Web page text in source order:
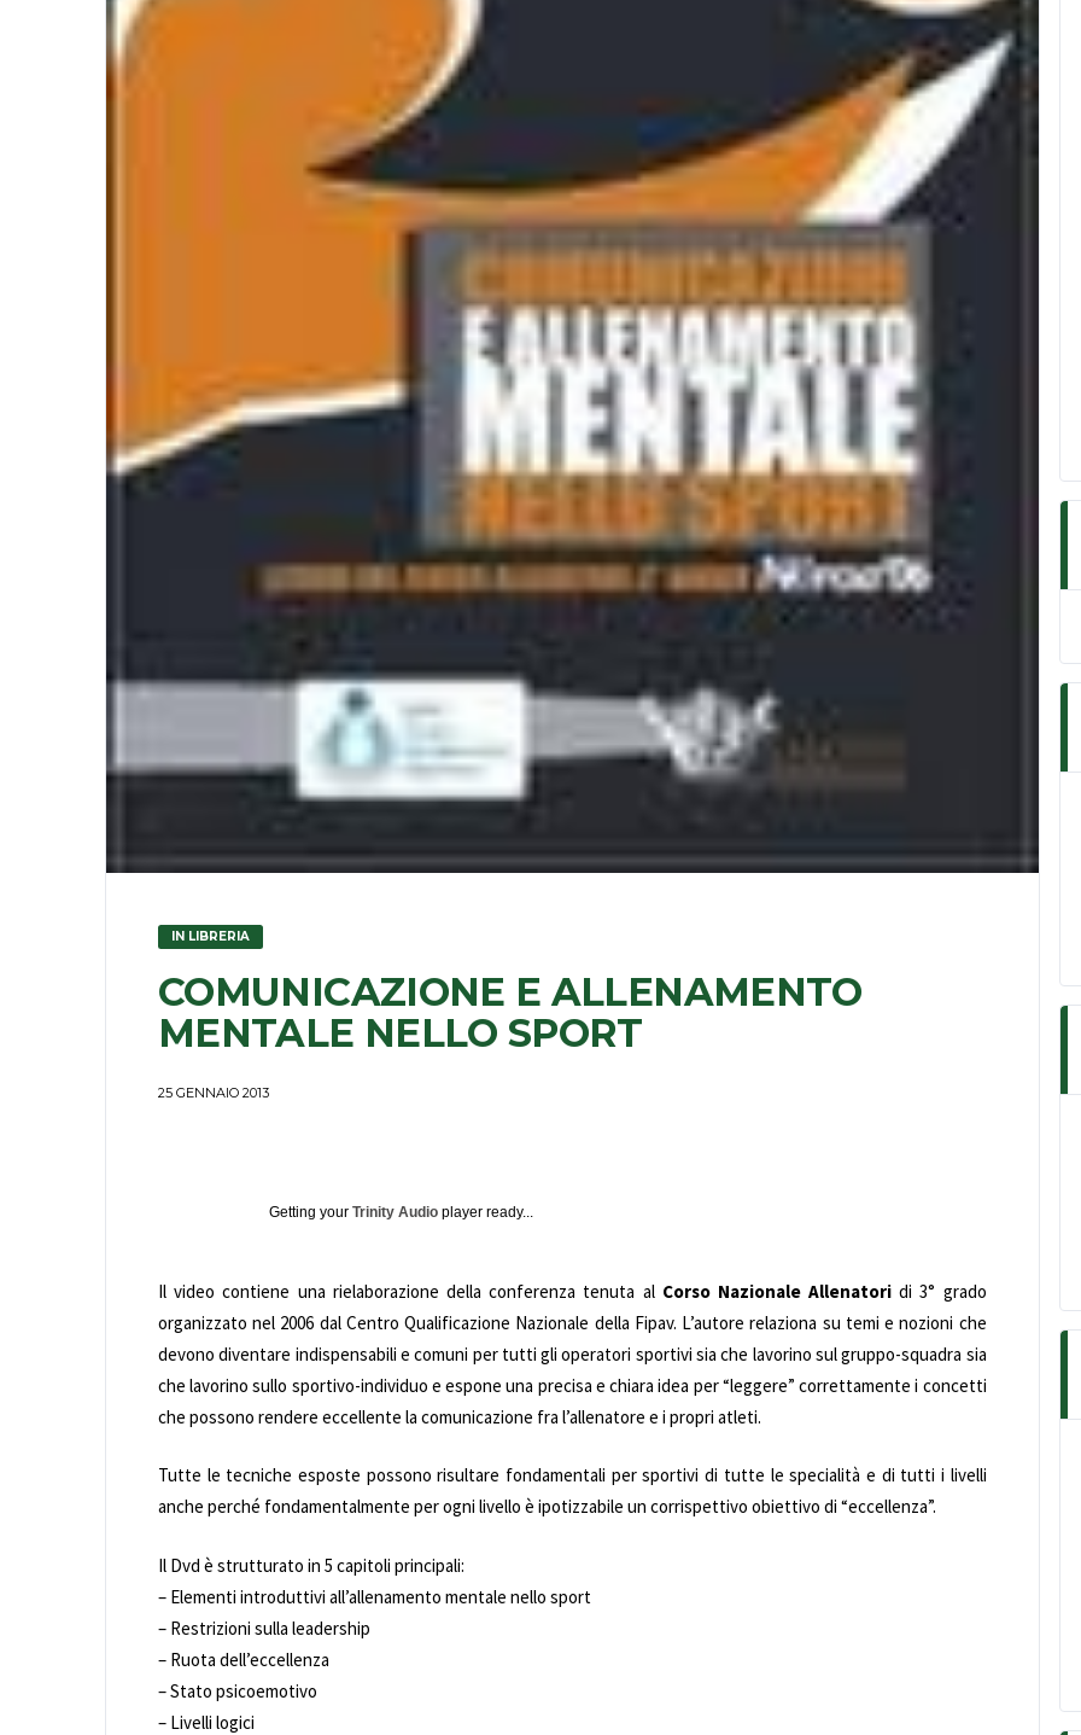
IN LIBRERIA
COMUNICAZIONE E ALLENAMENTO
MENTALE NELLO SPORT
25 GENNAIO 2013
Getting your Trinity Audio player ready...
Il video contiene una rielaborazione della conferenza tenuta al Corso Nazionale Allenatori di 3° grado
organizzato nel 2006 dal Centro Qualificazione Nazionale della Fipav. L’autore relaziona su temi e nozioni che
devono diventare indispensabili e comuni per tutti gli operatori sportivi sia che lavorino sul gruppo-squadra sia
che lavorino sullo sportivo-individuo e espone una precisa e chiara idea per “leggere” correttamente i concetti
che possono rendere eccellente la comunicazione fra l’allenatore e i propri atleti.
Tutte le tecniche esposte possono risultare fondamentali per sportivi di tutte le specialità e di tutti i livelli
anche perché fondamentalmente per ogni livello è ipotizzabile un corrispettivo obiettivo di “eccellenza”.
Il Dvd è strutturato in 5 capitoli principali:
– Elementi introduttivi all’allenamento mentale nello sport
– Restrizioni sulla leadership
– Ruota dell’eccellenza
– Stato psicoemotivo
– Livelli logici